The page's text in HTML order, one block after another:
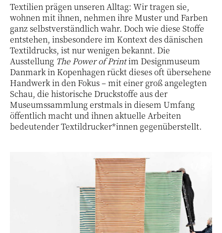
Textilien prägen unseren Alltag: Wir tragen sie,
wohnen mit ihnen, nehmen ihre Muster und Farben
ganz selbstverständlich wahr. Doch wie diese Stoffe
entstehen, insbesondere im Kontext des dänischen
Textildrucks, ist nur wenigen bekannt. Die
Ausstellung The Power of Printim Designmuseum
Danmark in Kopenhagen rückt dieses oft übersehene
Handwerk in den Fokus – mit einer groß angelegten
Schau, die historische Druckstoffe aus der
Museumssammlung erstmals in diesem Umfang
öffentlich macht und ihnen aktuelle Arbeiten
bedeutender Textildrucker*innen gegenüberstellt.